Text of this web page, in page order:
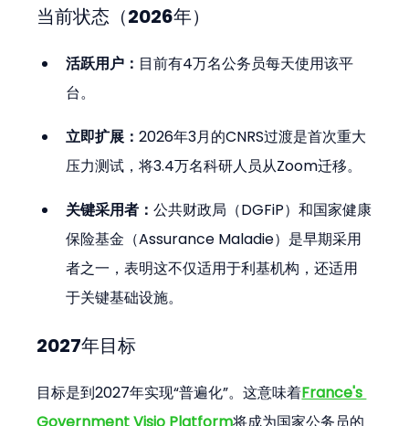
当前状态（2026年）
活跃用户： 目前有4万名公务员每天使用该平
台。
立即扩展：2026年3月的CNRS过渡是首次重大
压力测试，将3.4万名科研人员从Zoom迁移。
关键采用者：公共财政局（DGFiP）和国家健康
保险基金（Assurance Maladie）是早期采用
者之一，表明这不仅适用于利基机构，还适用
于关键基础设施。
2027年目标
目标是到2027年实现“普遍化”。这意味着France's